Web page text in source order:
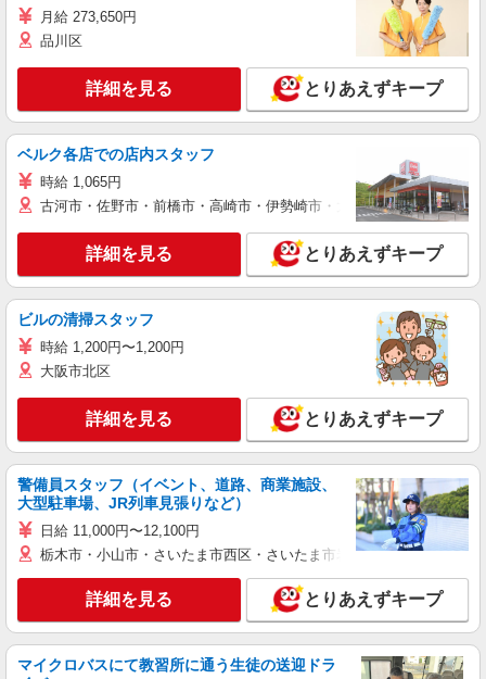
月給 273,650円
品川区
詳細を見る とりあえずキープ
ベルク各店での店内スタッフ
時給 1,065円
古河市・佐野市・前橋市・高崎市・伊勢崎市・太田市・館林市・藤
詳細を見る とりあえずキープ
ビルの清掃スタッフ
時給 1,200円〜1,200円
大阪市北区
詳細を見る とりあえずキープ
警備員スタッフ（イベント、道路、商業施設、
大型駐車場、JR列車見張りなど）
日給 11,000円〜12,100円
栃木市・小山市・さいたま市西区・さいたま市岩槻区・久喜市・蓮田
詳細を見る とりあえずキープ
マイクロバスにて教習所に通う生徒の送迎ドラ